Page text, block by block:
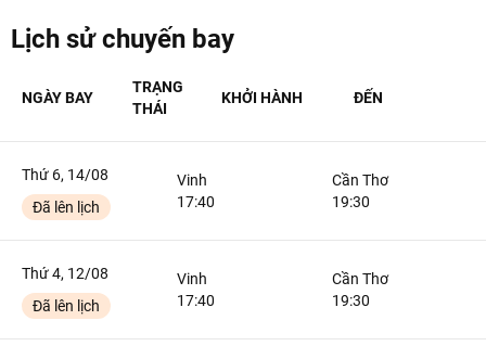
Lịch sử chuyến bay
NGÀY BAY
TRẠNG
THÁI
KHỞI HÀNH ĐẾN
Thứ 6, 14/08
Đã lên lịch
Vinh
17:40
Cần Thơ
19:30
Thứ 4, 12/08
Đã lên lịch
Vinh
17:40
Cần Thơ
19:30
TƯ VẤN NGAY
TƯ VẤN NGAY
TƯ VẤN NGAY